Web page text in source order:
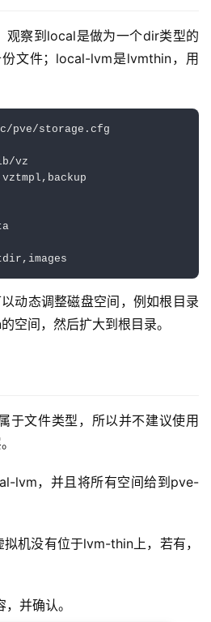
观察到local是做为一个dir类型的
文件；local-lvm是lvmthin，用
pve/storage.cfg
vz
动态调整磁盘空间，例如根目录
空间，然后扩大到根目录。
于文件类型，所以并不建议使用
lvm，并且将所有空间给到pve-
机没有位于lvm-thin上，若有，
并确认。